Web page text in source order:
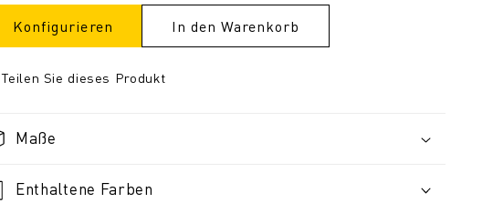
Konfigurieren In den Warenkorb
Teilen Sie dieses Produkt
Maße
Enthaltene Farben